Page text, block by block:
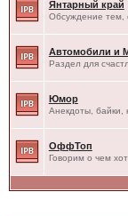
Янтарный край
Обсуждение тем,
Автомобили и
Раздел для
Юмор
Анекдоты, байки,
ОффТоп
Говорим о чем